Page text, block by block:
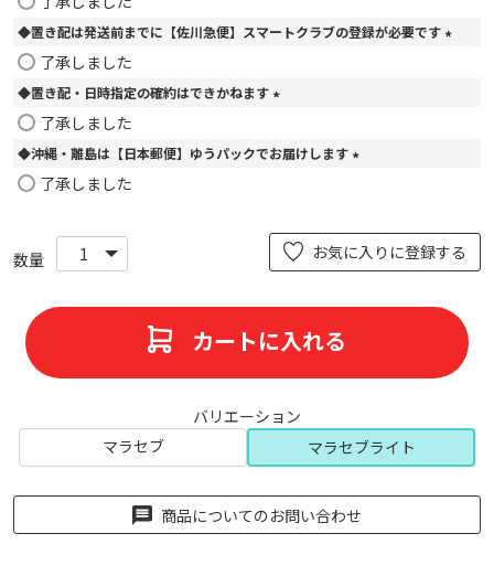
須
◆置き配は発送前までに【佐川急便】スマートクラブの登録が必要です
了承しました
◆置き配・日時指定の確約はできかねます
須
了承しました
◆沖縄・離島は【日本郵便】ゆうパックでお届けします
)
了承しました
お気に入りに登録する
カートに入れる
バリエーション
マラセブ
マラセブライト
商品についてのお問い合わせ